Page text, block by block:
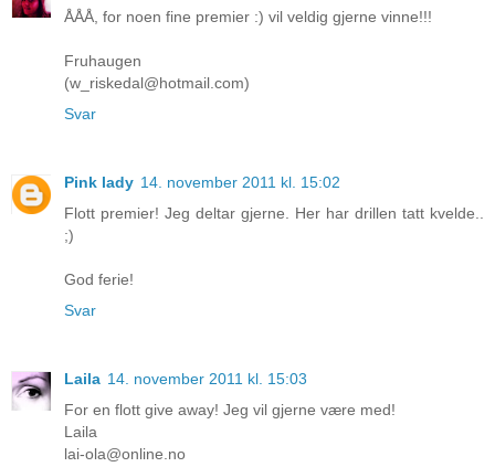
ÅÅÅ, for noen fine premier :) vil veldig gjerne vinne!!!
Fruhaugen
(w_riskedal@hotmail.com)
Svar
Pink lady 14. november 2011 kl. 15:02
Flott premier! Jeg deltar gjerne. Her har drillen tatt kvelde..
;)
God ferie!
Svar
Laila 14. november 2011 kl. 15:03
For en flott give away! Jeg vil gjerne være med!
Laila
lai-ola@online.no